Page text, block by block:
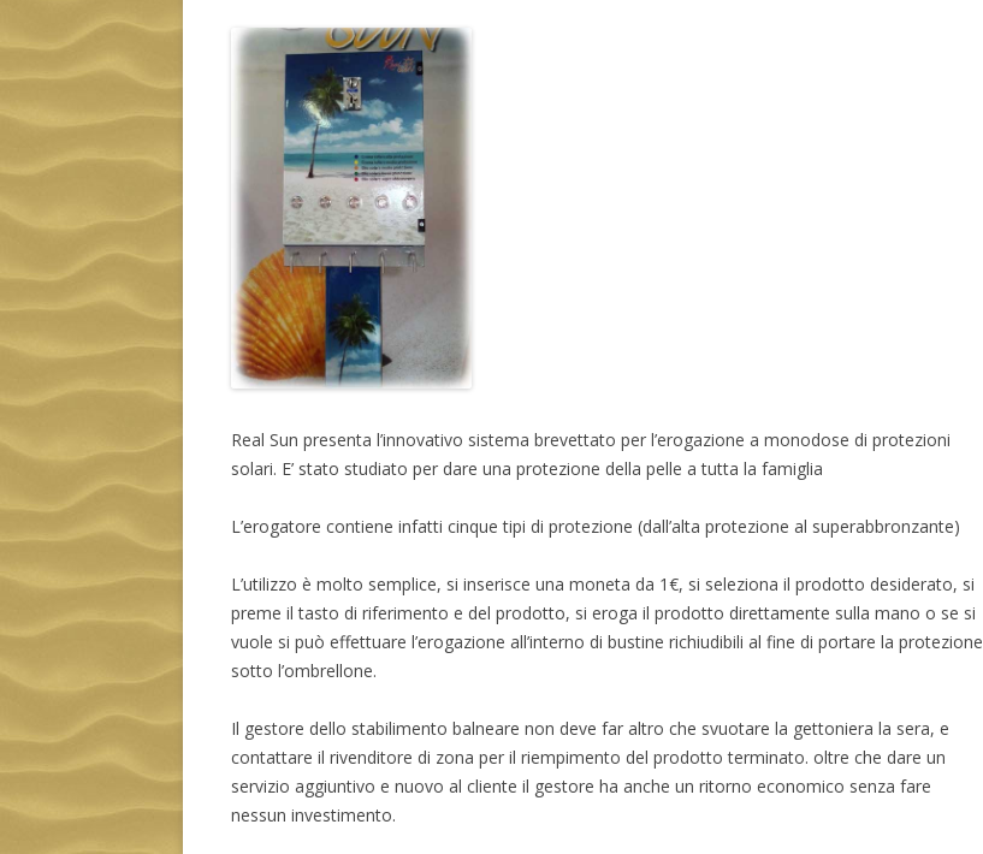
Real Sun presenta l’innovativo sistema brevettato per l’erogazione a monodose di protezioni
solari. E’ stato studiato per dare una protezione della pelle a tutta la famiglia
L’erogatore contiene infatti cinque tipi di protezione (dall’alta protezione al superabbronzante)
L’utilizzo è molto semplice, si inserisce una moneta da 1€, si seleziona il prodotto desiderato, si
preme il tasto di riferimento e del prodotto, si eroga il prodotto direttamente sulla mano o se si
vuole si può effettuare l’erogazione all’interno di bustine richiudibili al fine di portare la protezione
sotto l’ombrellone.
Il gestore dello stabilimento balneare non deve far altro che svuotare la gettoniera la sera, e
contattare il rivenditore di zona per il riempimento del prodotto terminato. oltre che dare un
servizio aggiuntivo e nuovo al cliente il gestore ha anche un ritorno economico senza fare
nessun investimento.